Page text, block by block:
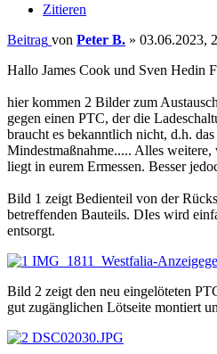
Zitieren
Beitrag von Peter B. » 03.06.2023,
Hallo James Cook und Sven Hedin
hier kommen 2 Bilder zum
gegen einen PTC, der die
braucht es bekanntlich nicht, d.h.
Mindestmaßnahme..... Alles
liegt in eurem Ermessen. Besser
Bild 1 zeigt Bedienteil von der
betreffenden Bauteils. DIes wird
entsorgt.
Bild 2 zeigt den neu eingelöteten
gut zugänglichen Lötseite montiert